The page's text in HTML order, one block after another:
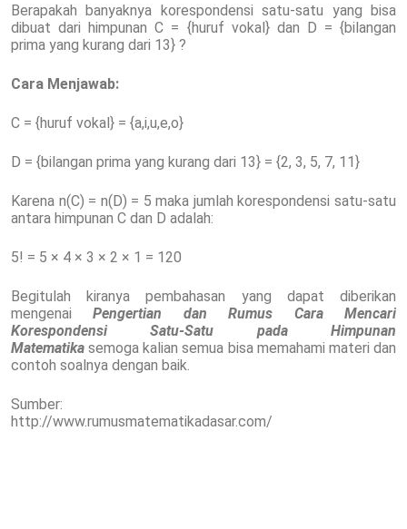
Berapakah banyaknya korespondensi satu-satu yang bisa
dibuat dari himpunan C = {huruf vokal} dan D = {bilangan
prima yang kurang dari 13} ?
Cara Menjawab:
C = {huruf vokal} = {a,i,u,e,o}
D = {bilangan prima yang kurang dari 13} = {2, 3, 5, 7, 11}
Karena n(C) = n(D) = 5 maka jumlah korespondensi satu-satu
antara himpunan C dan D adalah:
5! = 5 × 4 × 3 × 2 × 1 = 120
Begitulah kiranya pembahasan yang dapat diberikan
mengenaiPengertian dan Rumus Cara Mencari
Korespondensi Satu-Satu pada Himpunan
Matematika semoga kalian semua bisa memahami materi dan
contoh soalnya dengan baik.
Sumber:
http://www.rumusmatematikadasar.com/